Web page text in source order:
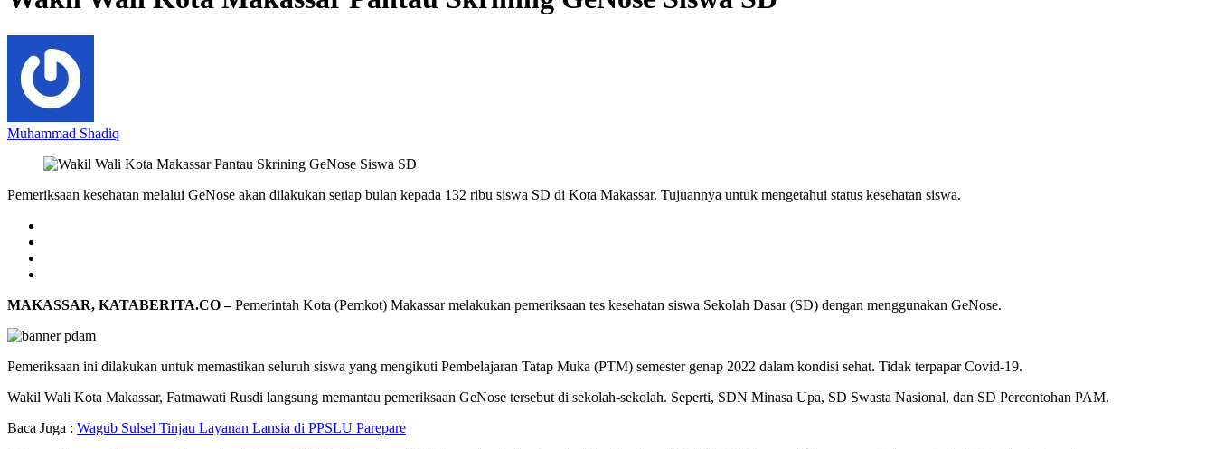
Muhammad Shadiq
Pemeriksaan kesehatan melalui GeNose akan dilakukan setiap bulan kepada 132 ribu siswa SD di Kota Makassar. Tujuannya untuk mengetahui status kesehatan siswa.
MAKASSAR, KATABERITA.CO –Pemerintah Kota (Pemkot) Makassar melakukan pemeriksaan tes kesehatan siswa Sekolah Dasar (SD) dengan menggunakan GeNose.
Pemeriksaan ini dilakukan untuk memastikan seluruh siswa yang mengikuti Pembelajaran Tatap Muka (PTM) semester genap 2022 dalam kondisi sehat. Tidak terpapar Covid-19.
Wakil Wali Kota Makassar, Fatmawati Rusdi langsung memantau pemeriksaan GeNose tersebut di sekolah-sekolah. Seperti, SDN Minasa Upa, SD Swasta Nasional, dan SD Percontohan PAM.
Baca Juga : Wagub Sulsel Tinjau Layanan Lansia di PPSLU Parepare